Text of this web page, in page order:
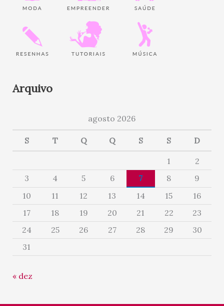
Arquivo
agosto 2026
S T Q Q S S D
1
2
3
4 5 6 7 8
9
10
11 12 13 14 15
16
17
18 19 20 21 22
23
24
25 26 27 28 29
30
31
« dez